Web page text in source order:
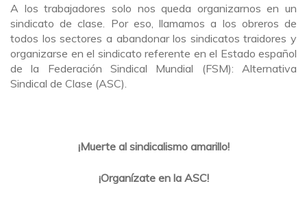
A los trabajadores solo nos queda organizarnos en un
sindicato de clase. Por eso, llamamos a los obreros de
todos los sectores a abandonar los sindicatos traidores y
organizarse en el sindicato referente en el Estado español
de la Federación Sindical Mundial (FSM): Alternativa
Sindical de Clase (ASC).
¡Muerte al sindicalismo amarillo!
¡Organízate en la ASC!